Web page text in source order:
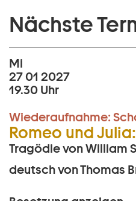
Nächste
Mi
27 01 2027
19.30 Uhr
Wiederaufnahme:
Romeo und Julia:
Tragödie von William
deutsch von Thomas